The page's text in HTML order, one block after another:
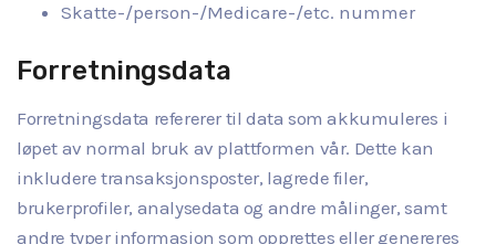
Skatte-/person-/Medicare-/etc. nummer
Forretningsdata
Forretningsdata refererer til data som akkumuleres i
løpet av normal bruk av plattformen vår. Dette kan
inkludere transaksjonsposter, lagrede filer,
brukerprofiler, analysedata og andre målinger, samt
andre typer informasjon som opprettes eller genereres